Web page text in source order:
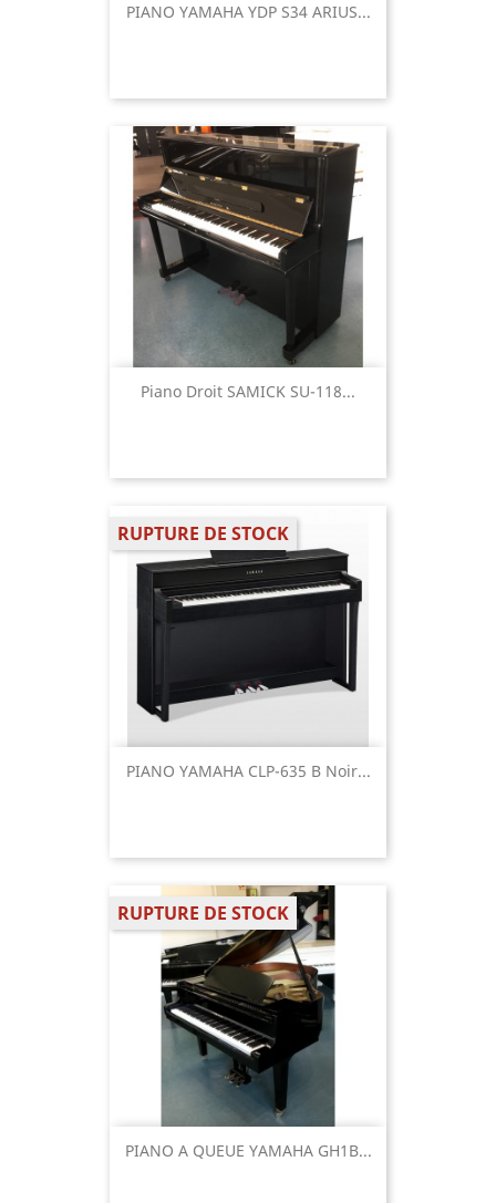
PIANO YAMAHA YDP S34 ARIUS...
Piano Droit SAMICK SU-118...
PIANO YAMAHA CLP-635 B Noir...
RUPTURE DE STOCK
PIANO A QUEUE YAMAHA GH1B...
RUPTURE DE STOCK